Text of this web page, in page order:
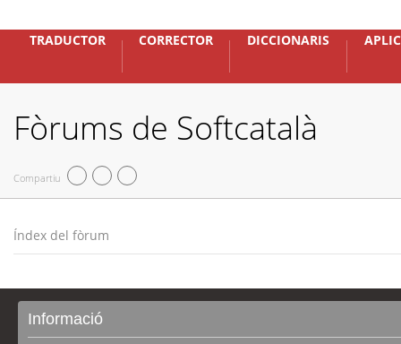
TRADUCTOR CORRECTOR DICCIONARIS
Fòrums de Softcatalà
Compartiu
Índex del fòrum
Informació